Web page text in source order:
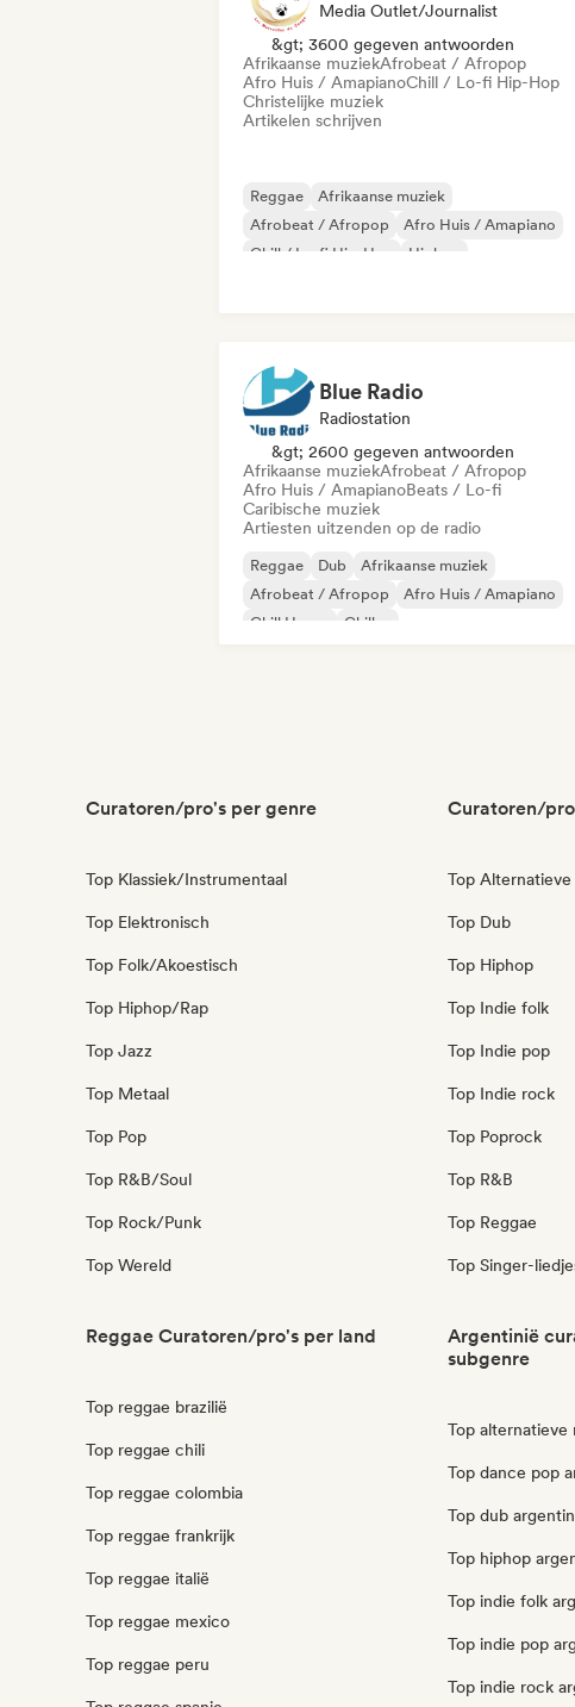
Media Outlet/Journalist
&gt; 3600 gegeven antwoorden
Afrikaanse muziekAfrobeat / Afropop
Afro Huis / AmapianoChill / Lo-fi Hip-Hop
Christelijke muziek
Artikelen schrijven
Reggae
Afrikaanse muziek
Afrobeat / Afropop
Afro Huis / Amapiano
Chill / Lo-fi Hip-Hop
Hiphop
Blue Radio
Radiostation
&gt; 2600 gegeven antwoorden
Afrikaanse muziekAfrobeat / Afropop
Afro Huis / AmapianoBeats / Lo-fi
Caribische muziek
Artiesten uitzenden op de radio
Reggae Dub
Afrikaanse muziek
Afrobeat / Afropop
Afro Huis / Amapiano
Chill House
Chillen
Curatoren/pro's per genre
Top Klassiek/Instrumentaal
Top Elektronisch
Top Folk/Akoestisch
Top Hiphop/Rap
Top Jazz
Top Metaal
Top Pop
Top R&B/Soul
Top Rock/Punk
Top Wereld
Curatoren/
Top
Top Dub
Top Hiphop
Top Indie folk
Top Indie pop
Top Indie rock
Top Poprock
Top R&B
Top Reggae
Top Singer-
Reggae Curatoren/pro's per land
Top reggae brazilië
Top reggae chili
Top reggae colombia
Top reggae frankrijk
Top reggae italië
Top reggae mexico
Top reggae peru
Argentinië
subgenre
Top alternatieve
Top dance pop
Top dub
Top hiphop
Top indie folk
Top indie pop
Top indie rock